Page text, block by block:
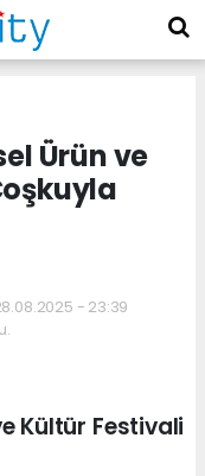
Ürün ve
- 23:39
Kültür Festivali